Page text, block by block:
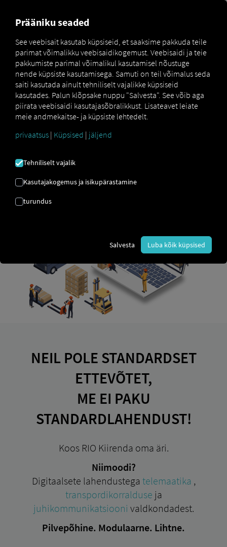
TARNEAHELA
DIGITALISEERIMINE
Pilvepõhise logistikaplatvormi abil
v|
NEIL POLE STANDARDSET
ETTEVÕTET,
ME EI PAKU
STANDARDLAHENDUST!
Koos RIO Kiirenda oma äri.
Niimoodi?
Digitaalsete lahendustega telemaatika ,
transpordikorralduse ja
juhikommunikatsiooni valdkondadest.
Pilvepõhine. Modulaarne. Lihtne.
Prääniku seaded
See veebisait kasutab küpsiseid, et saaksime pakkuda teile
parimat võimalikku veebisaidikogemust. Veebisaidi ja teie
pakkumiste parimal võimalikul kasutamisel nõustuge
nende küpsiste kasutamisega. Samuti on teil võimalus seda
saiti kasutada ainult tehniliselt vajalikke küpsiseid
kasutades. Palun klõpsake nuppu "Salvesta". See võib aga
piirata veebisaidi kasutajasõbralikkust. Lisateavet leiate
meie andmekaitse- ja küpsiste lehtedelt.
privaatsus | Küpsised | jäljend
Tehniliselt vajalik
Kasutajakogemus ja isikupärastamine
turundus
Salvesta Luba kõik küpsised